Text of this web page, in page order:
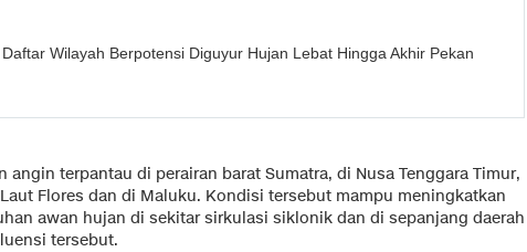
Daftar Wilayah Berpotensi Diguyur Hujan Lebat Hingga Akhir Pekan
angin terpantau di perairan barat Sumatra, di Nusa Tenggara Timur,
Flores dan di Maluku. Kondisi tersebut mampu meningkatkan
awan hujan di sekitar sirkulasi siklonik dan di sepanjang daerah
tersebut.